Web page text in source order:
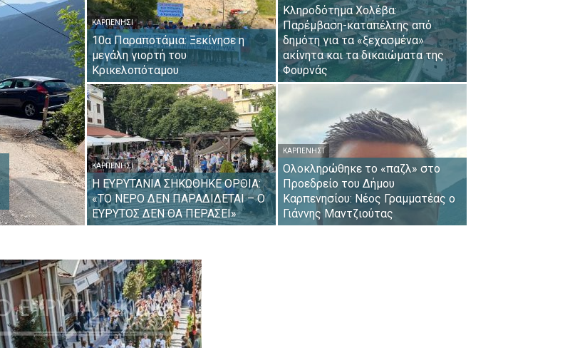
ΚΑΡΠΕΝΉΣΙ
10α Παραποτάμια: Ξεκίνησε η
μεγάλη γιορτή του
Κρικελοπόταμου
Κληροδότημα Χολέβα:
Παρέμβαση-καταπέλτης από
δημότη για τα «ξεχασμένα»
ακίνητα και τα δικαιώματα της
Φουρνάς
ΚΑΡΠΕΝΉΣΙ
Η ΕΥΡΥΤΑΝΙΑ ΣΗΚΩΘΗΚΕ ΟΡΘΙΑ:
«ΤΟ ΝΕΡΟ ΔΕΝ ΠΑΡΑΔΙΔΕΤΑΙ – Ο
ΕΥΡΥΤΟΣ ΔΕΝ ΘΑ ΠΕΡΑΣΕΙ»
ΚΑΡΠΕΝΉΣΙ
Ολοκληρώθηκε το «παζλ» στο
Προεδρείο του Δήμου
Καρπενησίου: Νέος Γραμματέας ο
Γιάννης Μαντζιούτας